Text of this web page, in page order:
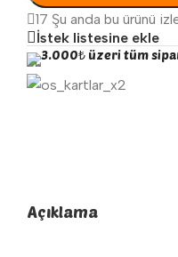
17 Şu anda bu ürünü
İstek listesine ekle
3.000₺ üzeri tüm
Açıklama